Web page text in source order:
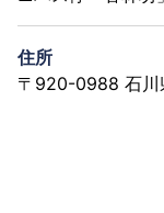
住所
〒920-0988 石川